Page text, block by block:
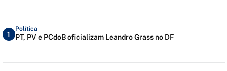
1
Política
PT, PV e PCdoB oficializam Leandro Grass no DF